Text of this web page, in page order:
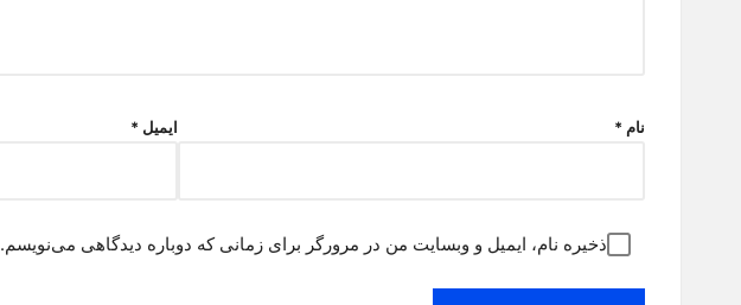
نام * ایمیل *
ذخیره نام، ایمیل و وبسایت من در مرورگر برای زمانی که دوباره دیدگاهی می‌نویسم.